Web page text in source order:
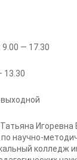
— 17.30
13.30
Игоревна
научно-
колледж